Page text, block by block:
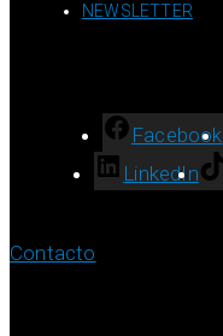
NEWSLETTER
Facebook
LinkedIn
Contacto